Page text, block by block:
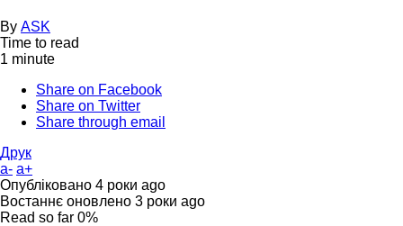
By ASK
Time to read
1 minute
Share on Facebook
Share on Twitter
Share through email
Друк
a- a+
Опубліковано 4 роки ago
Востаннє оновлено 3 роки ago
Read so far 0%